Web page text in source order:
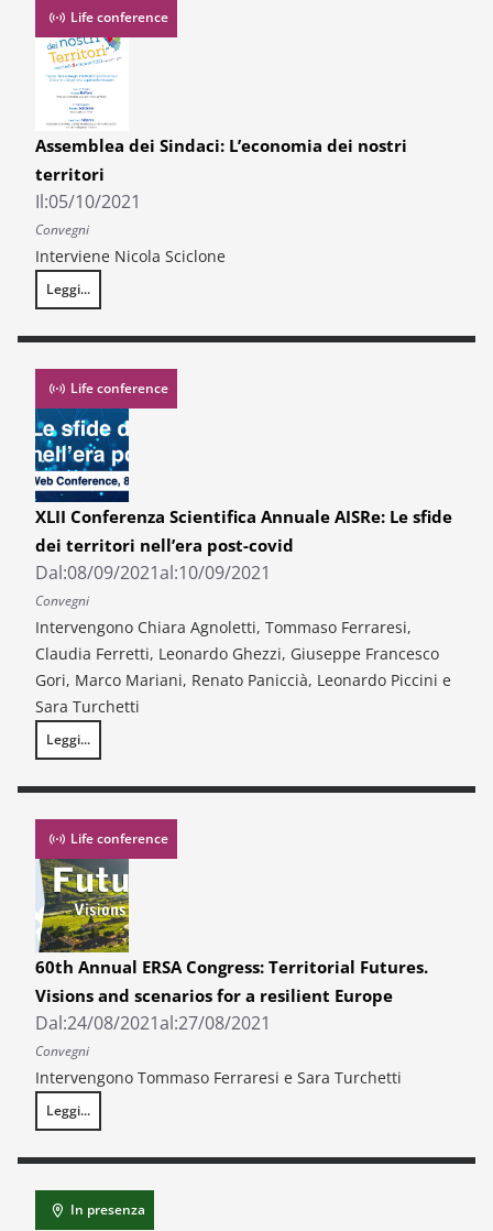
Life conference
Assemblea dei Sindaci: L’economia dei nostri
territori
Il:05/10/2021
Convegni
Interviene Nicola Sciclone
Leggi...
Assemblea dei Sindaci: L’economia dei nostri territori
Life conference
XLII Conferenza Scientifica Annuale AISRe: Le sfide
dei territori nell’era post-covid
Dal:08/09/2021al:10/09/2021
Convegni
Intervengono Chiara Agnoletti, Tommaso Ferraresi,
Claudia Ferretti, Leonardo Ghezzi, Giuseppe Francesco
Gori, Marco Mariani, Renato Paniccià, Leonardo Piccini e
Sara Turchetti
Leggi...
XLII Conferenza Scientifica Annuale AISRe: Le sfide dei territori
Life conference
60th Annual ERSA Congress: Territorial Futures.
Visions and scenarios for a resilient Europe
Dal:24/08/2021al:27/08/2021
Convegni
Intervengono Tommaso Ferraresi e Sara Turchetti
Leggi...
60th Annual ERSA Congress: Territorial Futures. Visions and
In presenza